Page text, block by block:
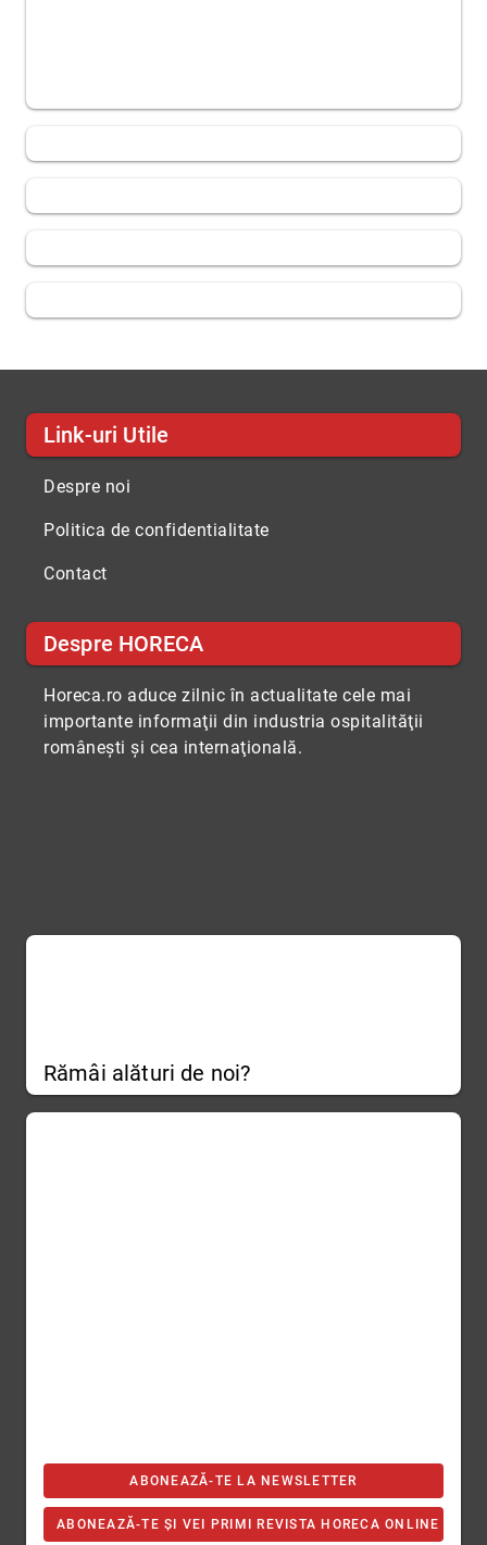
Link-uri Utile
Despre noi
Politica de confidentialitate
Contact
Despre HORECA
Horeca.ro aduce zilnic în actualitate cele mai
importante informaţii din industria ospitalităţii
româneşti şi cea internaţională.
Rămâi alături de noi?
ABONEAZĂ-TE LA NEWSLETTER
ABONEAZĂ-TE ȘI VEI PRIMI REVISTA HORECA ONLINE